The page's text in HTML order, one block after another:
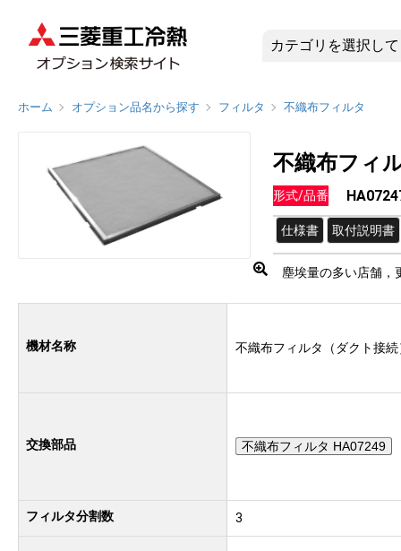
ホーム オプション品名から探す フィルタ 不織布フィルタ
不織布フィ
形式/品番
仕様書 取付説明書
塵埃量の多い店舗，
機材名称 不織布フィルタ（ダクト接続
交換部品 不織布フィルタ HA07249
フィルタ分割数 3